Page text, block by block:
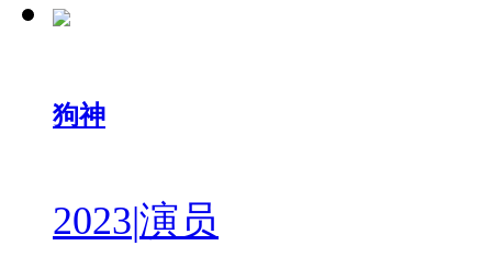
狗神
2023|演员